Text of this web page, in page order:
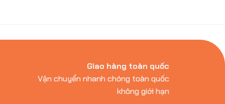
Giao hàng toàn quốc
Vận chuyển nhanh chóng toàn quốc
không giới hạn